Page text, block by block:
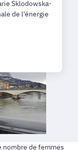
Sklodowska-
de l'énergie
nombre de femmes